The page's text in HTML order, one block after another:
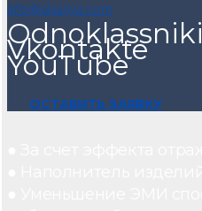
info@alsariya.com
Odnoklassniki
Vkontakte
YouTube
ОСТАВИТЬ ЗАЯВКУ